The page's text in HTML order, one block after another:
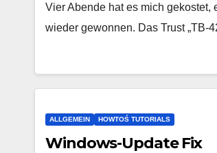
Vier Abende hat es mich
wieder gewonnen. Das Trust „TB-
ALLGEMEIN HOWTOŚ TUTORIALS
Windows-Update Fix